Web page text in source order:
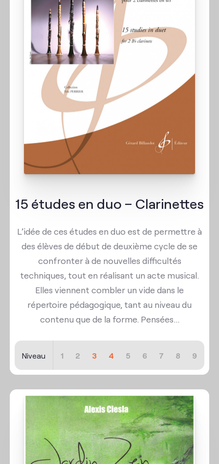
15 études en duo – Clarinettes
L’idée de ces études en duo est de permettre à
des élèves de début de deuxième cycle de se
confronter à de nouvelles difficultés
techniques, tout en réalisant un acte musical.
Elles viennent combler un vide dans le
répertoire pédagogique, tant au niveau du
contenu que de la forme. Pensées...
Niveau 1 2 3 4 5 6 7 8 9